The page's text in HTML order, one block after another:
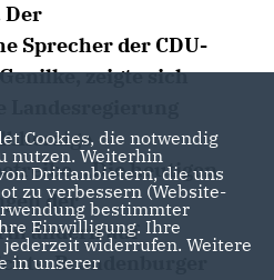
Der
Sprecher der CDU-
zeigte sich
„Die heutigen
der
ändern auf
Brandenburger
Cookies, die notwendig
nutzen. Weiterhin
Drittanbietern, die uns
zu verbessern (Website-
bestimmter
Einwilligung. Ihre
widerrufen. Weitere
in unserer